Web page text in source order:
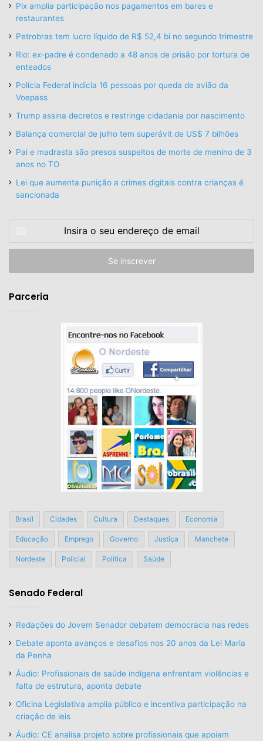
Pix amplia participação nos pagamentos em bares e
restaurantes
Petrobras tem lucro líquido de R$ 52,4 bi no segundo trimestre
Rio: ex-padre é condenado a 48 anos de prisão por tortura de
enteados
Polícia Federal indicia 16 pessoas por queda de avião da
Voepass
Trump assina decretos e restringe cidadania por nascimento
Balança comercial de julho tem superávit de US$ 7 bilhões
Pai e madrasta são presos suspeitos de morte de menino de 3
anos no TO
Lei que aumenta punição a crimes digitais contra crianças é
sancionada
seu
de
Parceria
Brasil Cidades Cultura Destaques Economia
Educação Emprego Governo Justiça Manchete
Nordeste Policial Política Saúde
Senado Federal
Redações do Jovem Senador debatem democracia nas redes
Debate aponta avanços e desafios nos 20 anos da Lei Maria
da Penha
Áudio: Profissionais de saúde indígena enfrentam violências e
falta de estrutura, aponta debate
Oficina Legislativa amplia público e incentiva participação na
criação de leis
Áudio: CE analisa projeto sobre profissionais que apoiam